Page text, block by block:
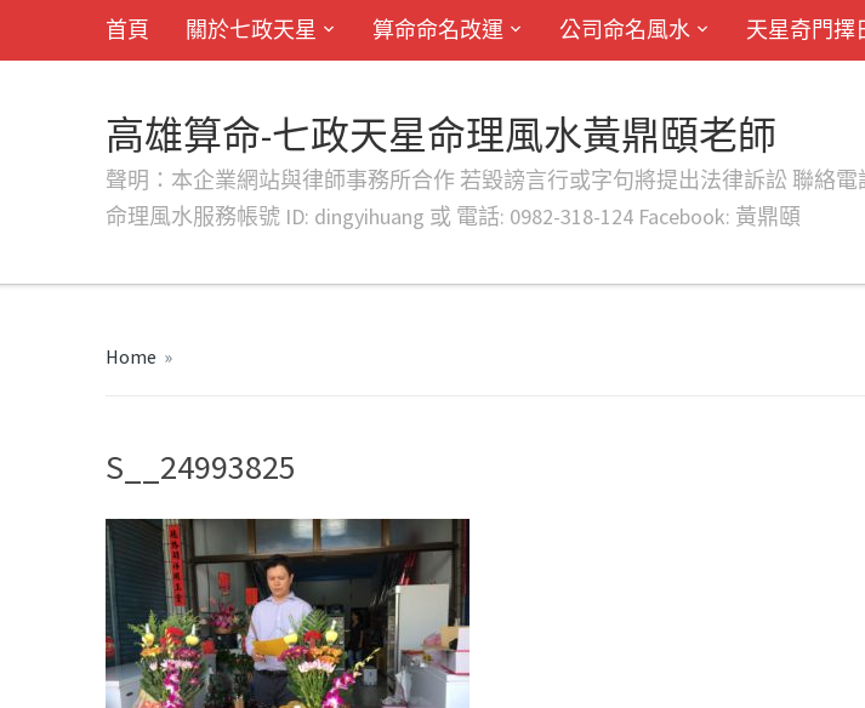
首頁 關於七政天星 算命命名改運 公司命名風水 天星奇門擇
高雄算命-七政天星命理風水黃鼎頤老師
聲明：本企業網站與律師事務所合作 若毀謗言行或字句將提出法律訴訟 聯絡電
命理風水服務帳號 ID: dingyihuang 或 電話: 0982-318-124 Facebook: 黃鼎頤
Home »
S__24993825